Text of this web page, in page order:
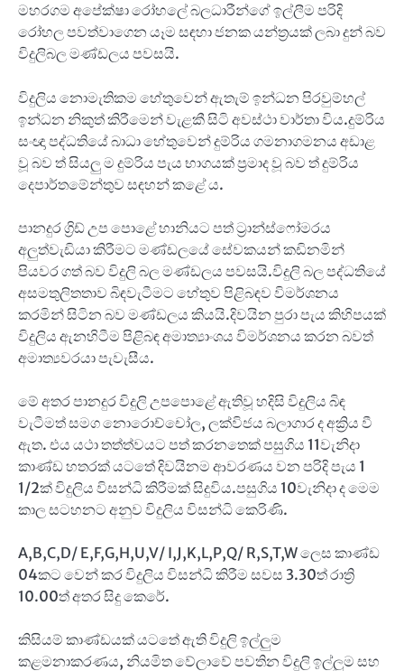
මහරගම අපේක්ෂා රෝහලේ බලධාරීන්ගේ ඉල්ලීම පරිදි
රෝහල පවත්වාගෙන යෑම සඳහා ජනක යන්ත්‍රයක් ලබා දුන් බව
විදුලිබල මණ්ඩලය පවසයි.
විදුලිය නොමැතිකම හේතුවෙන් ඇතැම් ඉන්ධන පිරවුම්හල්
ඉන්ධන නිකුත් කිරීමෙන් වැළකී සිටි අවස්ථා වාර්තා විය.දුම්රිය
සංඥා පද්ධතියේ බාධා හේතුවෙන් දුම්රිය ගමනාගමනය අඩාළ
වූ බව ත් සියලු ම දුම්රිය පැය භාගයක් ප්‍රමාද වූ බව ත් දුම්රිය
දෙපාර්තමේන්තුව සඳහන් කළේ ය.
පානදුර ග්‍රිඩ් උප පොළේ හානියට පත් ට්‍රාන්ස්ෆෝමරය
අලුත්වැඩියා කිරීමට මණ්ඩලයේ සේවකයන් කඩිනමින්
පියවර ගත් බව විදුලි බල මණ්ඩලය පවසයි.විදුලි බල පද්ධතියේ
අසමතුලිතතාව බිඳවැටීමට හේතුව පිළිබඳව විමර්ශනය
කරමින් සිටින බව මණ්ඩලය කියයි.දිවයින පුරා පැය කිහිපයක්
විදුලිය ඇනහිටීම පිළිබඳ අමාත්‍යාංශය විමර්ශනය කරන බවත්
අමාත්‍යවරයා පැවැසීය.
මේ අතර පානදුර විදුලි උපපොළේ ඇතිවූ හදිසි විදුලිය බිඳ
වැටීමත් සමග නොරොච්චෝල, ලක්විජය බලාගාර ද අක්‍රිය වී
ඇත. එය යථා තත්ත්වයට පත් කරනතෙක් පසුගිය 11වැනිදා
කාණ්ඩ හතරක් යටතේ දිවයිනම ආවරණය වන පරිදි පැය 1
1/2ක් විදුලිය විසන්ධි කිරීමක් සිදුවිය.පසුගිය 10වැනිදා ද මෙම
කාල සටහනට අනුව විදුලිය විසන්ධි කෙරිණි.
A,B,C,D/ E,F,G,H,U,V/ I,J,K,L,P,Q/ R,S,T,W ලෙස කාණ්ඩ
04කට වෙන් කර විදුලිය විසන්ධි කිරීම සවස 3.30ත් රාත්‍රි
10.00ත් අතර සිදු කෙරේ.
කිසියම් කාණ්ඩයක් යටතේ ඇති විදුලි ඉල්ලුම
කළමනාකරණය, නියමිත වේලාවේ පවතින විදුලි ඉල්ලුම සහ